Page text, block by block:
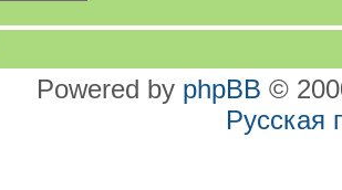
Powered by phpBB ©
Русская